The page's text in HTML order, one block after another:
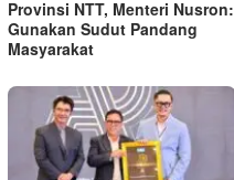
Provinsi NTT, Menteri Nusron:
Gunakan Sudut Pandang
Masyarakat